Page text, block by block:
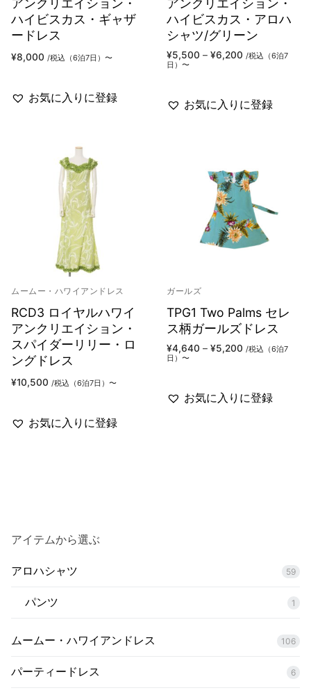
アンクリエイション・
ハイビスカス・ギャザ
ードレス
¥8,000 /税込（6泊7日）〜
お気に入りに登録
アンクリエイション・
ハイビスカス・アロハ
シャツ/グリーン
¥5,500 – ¥6,200 価
格
¥6,200
/税込（6泊7
日）〜
お気に入りに登録
ムームー・ハワイアンドレス
RCD3 ロイヤルハワイ
アンクリエイション・
スパイダーリリー・ロ
ングドレス
¥10,500 /税込（6泊7日）〜
お気に入りに登録
ガールズ
TPG1 Two Palms セレ
ス柄ガールズドレス
¥4,640 – ¥5,200 価
格
¥5,200
/税込（6泊7
日）〜
お気に入りに登録
アイテムから選ぶ
アロハシャツ 59
パンツ 1
ムームー・ハワイアンドレス 106
パーティードレス 6